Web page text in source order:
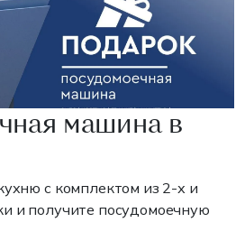
машина в
с комплектом из 2-х и
и получите посудомоечную